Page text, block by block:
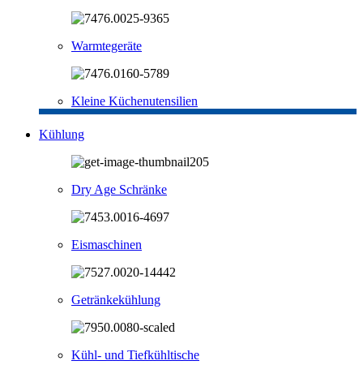
Warmtegeräte
Kleine Küchenutensilien
Kühlung
Dry Age Schränke
Eismaschinen
Getränkekühlung
Kühl- und Tiefkühltische